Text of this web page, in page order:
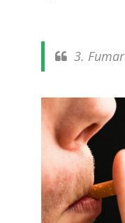
3. Fumar